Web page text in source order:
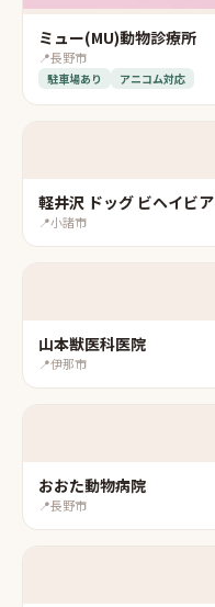
ミュー(MU)動物診療所
📍長野市
駐車場あり アニコム対応
軽井沢 ドッグ ビヘイビア
📍小諸市
山本獣医科医院
📍伊那市
おおた動物病院
📍長野市